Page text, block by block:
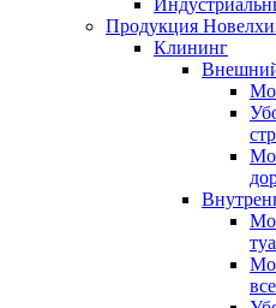
Продукция
Клининг